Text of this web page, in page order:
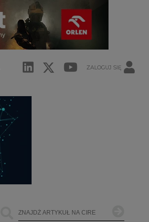
ZALOGUJ SIĘ